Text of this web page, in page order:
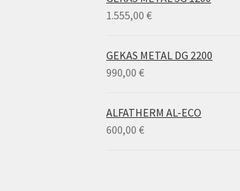
through
1.555,00€
GEKAS METAL DG 2200
990,00€
ALFATHERM AL-ECO
600,00€